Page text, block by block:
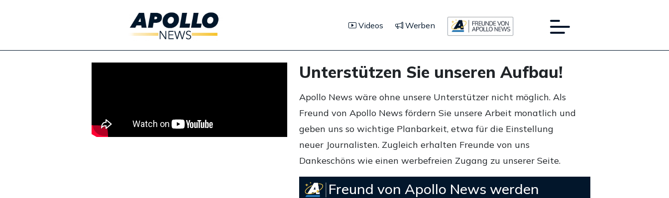
Videos Werben
Unterstützen Sie unseren Aufbau!
Apollo News wäre ohne unsere Unterstützer nicht möglich. Als
Freund von Apollo News fördern Sie unsere Arbeit monatlich und
geben uns so wichtige Planbarkeit, etwa für die Einstellung
neuer Journalisten. Zugleich erhalten Freunde von uns
Dankeschöns wie einen werbefreien Zugang zu unserer Seite.
Freund von Apollo News werden